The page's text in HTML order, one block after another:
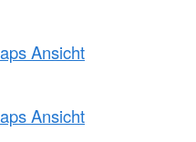
Ansicht
Ansicht